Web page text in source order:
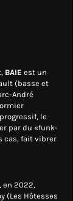
BAIE est un
(basse et
André
le
par du «funk-
cas, fait vibrer
en 2022,
(Les Hôtesses